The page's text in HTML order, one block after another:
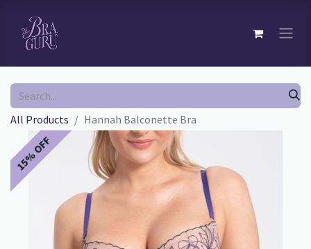
All Products Hannah Balconette Bra
15% OFF